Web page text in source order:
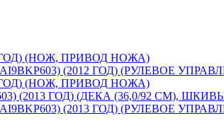
ГОД) (НОЖ, ПРИВОД НОЖА)
(2012 ГОД) (РУЛЕВОЕ
ГОД) (НОЖ, ПРИВОД НОЖА)
(2013 ГОД) (ДЕКА (36,0/92 СМ),
(2013 ГОД) (РУЛЕВОЕ